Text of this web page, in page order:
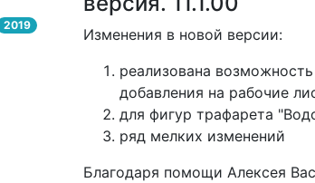
2019
Изменения в новой версии:
реализована
добавления на рабочие
для фигур трафарета
ряд мелких изменений
Благодаря помощи Алексея